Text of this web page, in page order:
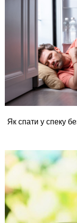
Як спати у спеку